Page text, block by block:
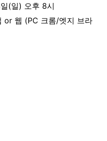
(일) 오후 8시
or 웹 (PC 크롬/엣지 브라